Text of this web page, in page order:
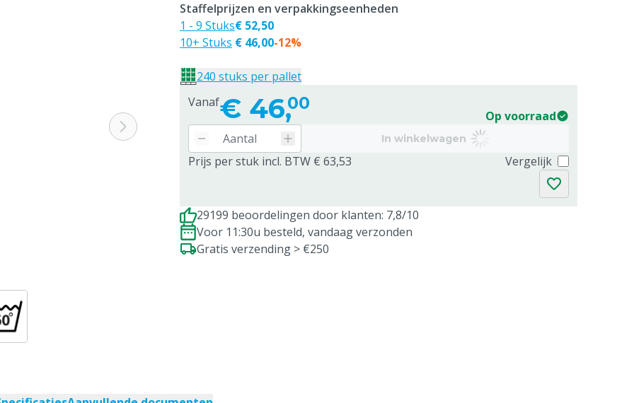
Vanaf€ 46,00
Op voorraad
In winkelwagen
Prijs per stuk incl. BTW € 63,53 Vergelijk
Staffelprijzen en verpakkingseenheden
1 - 9 Stuks
10+ Stuks
€ 52,50
€ 46,00-12%
240 stuks per pallet
29199 beoordelingen door klanten: 7,8/10
Voor 11:30u besteld, vandaag verzonden
Gratis verzending > €250